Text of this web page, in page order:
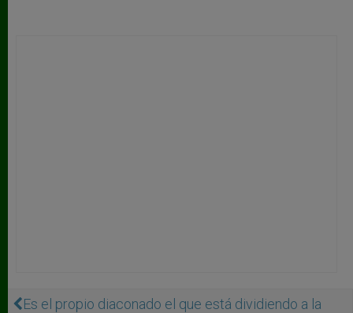
Es el propio diaconado el que está dividiendo a la